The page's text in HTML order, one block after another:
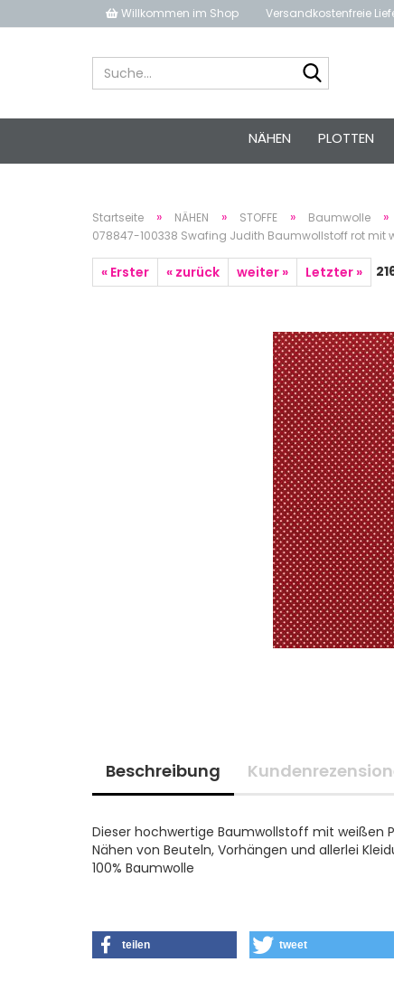
Willkommen im Shop Versandkostenfreie
NÄHEN PLOTTEN
Startseite » NÄHEN » STOFFE » Baumwolle »
078847-100338 Swafing Judith Baumwollstoff rot mit
« Erster « zurück weiter » Letzter »
Beschreibung
Dieser hochwertige Baumwollstoff mit
Nähen von Beuteln, Vorhängen und allerlei
100% Baumwolle
teilen tweet